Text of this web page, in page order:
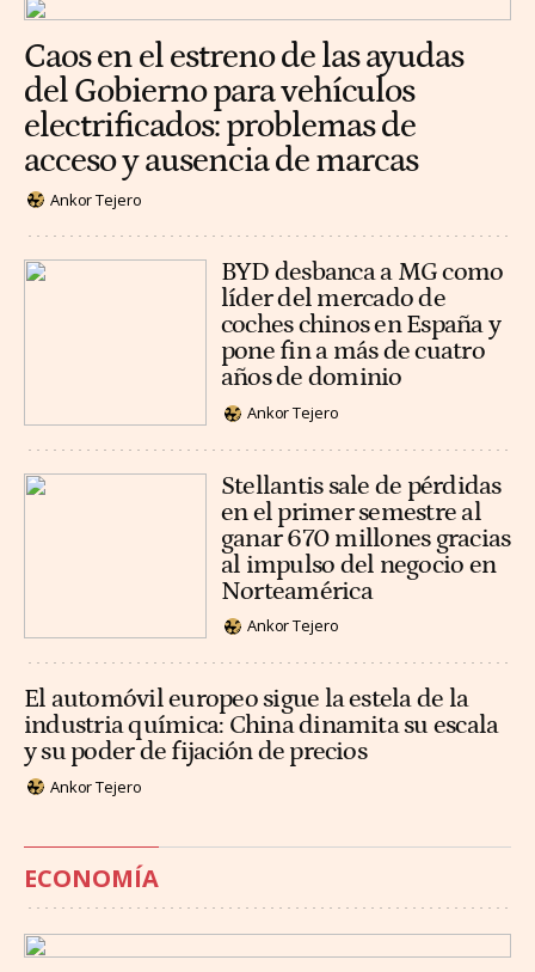
Caos en el estreno de las ayudas
del Gobierno para vehículos
electrificados: problemas de
acceso y ausencia de marcas
Ankor Tejero
BYD desbanca a MG como
líder del mercado de
coches chinos en España y
pone fin a más de cuatro
años de dominio
Ankor Tejero
Stellantis sale de pérdidas
en el primer semestre al
ganar 670 millones gracias
al impulso del negocio en
Norteamérica
Ankor Tejero
El automóvil europeo sigue la estela de la
industria química: China dinamita su escala
y su poder de fijación de precios
Ankor Tejero
ECONOMÍA